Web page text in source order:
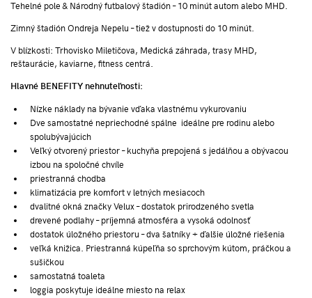
Tehelné pole & Národný futbalový štadión – 10 minút autom alebo MHD.
Zimný štadión Ondreja Nepelu – tiež v dostupnosti do 10 minút.
V blízkosti: Trhovisko Miletičova, Medická záhrada, trasy MHD,
reštaurácie, kaviarne, fitness centrá.
Hlavné BENEFITY nehnuteľnosti:
Nízke náklady na bývanie vďaka vlastnému vykurovaniu
Dve samostatné nepriechodné spálne ideálne pre rodinu alebo
spolubývajúcich
Veľký otvorený priestor – kuchyňa prepojená s jedálňou a obývacou
izbou na spoločné chvíle
priestranná chodba
klimatizácia pre komfort v letných mesiacoch
dvalitné okná značky Velux – dostatok prirodzeného svetla
drevené podlahy – príjemná atmosféra a vysoká odolnosť
dostatok úložného priestoru – dva šatníky + ďalšie úložné riešenia
veľká knižica. Priestranná kúpeľňa so sprchovým kútom, práčkou a
sušičkou
samostatná toaleta
loggia poskytuje ideálne miesto na relax